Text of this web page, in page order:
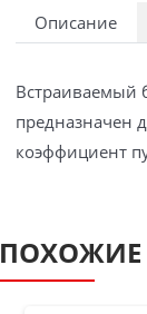
Описание
Встраиваемый
предназначен
коэффициент
ПОХОЖИЕ